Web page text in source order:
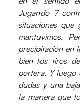
Jugando 7
situaciones
mantuvimos.
precipitación en
bien los tiros
portera. Y luego
dudas y una
la manera que